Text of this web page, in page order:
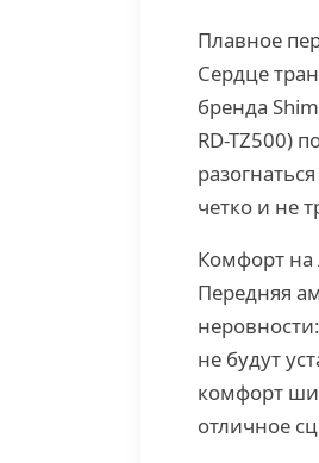
Плавное
Сердце
бренда
RD-TZ500)
четко и не
Комфорт на
Передняя
не будут
комфорт
отличное